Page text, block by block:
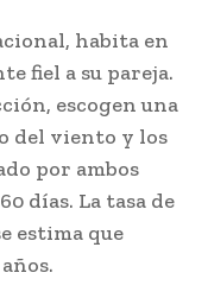
habita en
fiel a su pareja.
escogen una
del viento y los
por ambos
días. La tasa de
estima que